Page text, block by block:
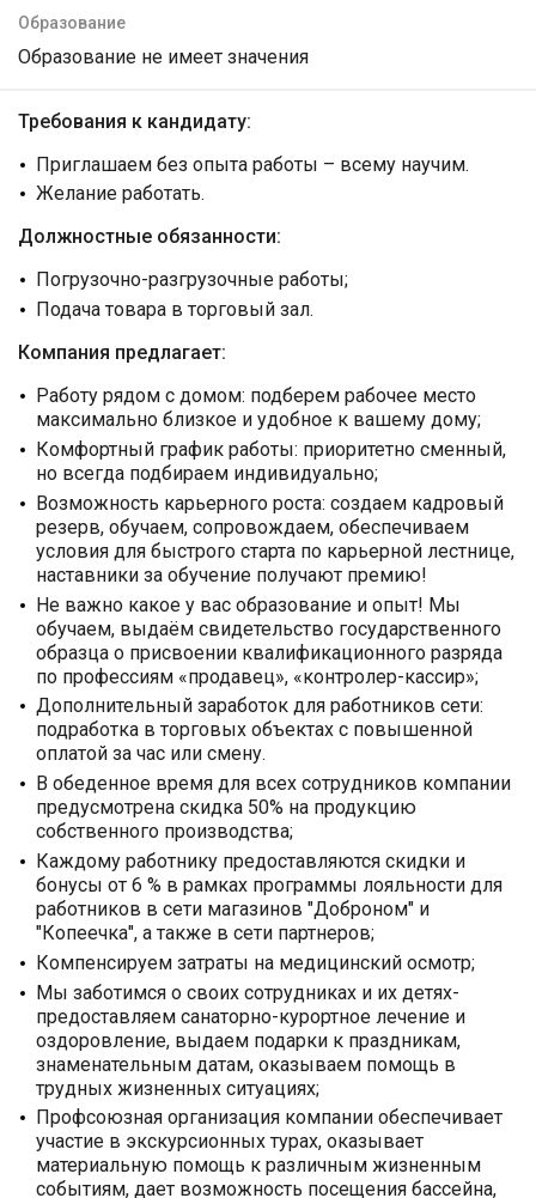
Образование
Образование не имеет значения
Требования к кандидату:
Приглашаем без опыта работы – всему научим.
Желание работать.
Должностные обязанности:
Погрузочно-разгрузочные работы;
Подача товара в торговый зал.
Компания предлагает:
Работу рядом с домом: подберем рабочее место
максимально близкое и удобное к вашему дому;
Комфортный график работы: приоритетно сменный,
но всегда подбираем индивидуально;
Возможность карьерного роста: создаем кадровый
резерв, обучаем, сопровождаем, обеспечиваем
условия для быстрого старта по карьерной лестнице,
наставники за обучение получают премию!
Не важно какое у вас образование и опыт! Мы
обучаем, выдаём свидетельство государственного
образца о присвоении квалификационного разряда
по профессиям «продавец», «контролер-кассир»;
Дополнительный заработок для работников сети:
подработка в торговых объектах с повышенной
оплатой за час или смену.
В обеденное время для всех сотрудников компании
предусмотрена скидка 50% на продукцию
собственного производства;
Каждому работнику предоставляются скидки и
бонусы от 6 % в рамках программы лояльности для
работников в сети магазинов "Доброном" и
"Копеечка", а также в сети партнеров;
Компенсируем затраты на медицинский осмотр;
Мы заботимся о своих сотрудниках и их детях-
предоставляем санаторно-курортное лечение и
оздоровление, выдаем подарки к праздникам,
знаменательным датам, оказываем помощь в
трудных жизненных ситуациях;
Профсоюзная организация компании обеспечивает
участие в экскурсионных турах, оказывает
материальную помощь к различным жизненным
событиям, дает возможность посещения бассейна,